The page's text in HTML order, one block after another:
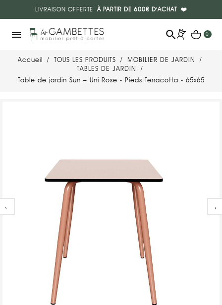
LIVRAISON OFFERTEÀ PARTIR DE 600€ D'ACHAT ❤️
menu search 0
Accueil TOUS LES PRODUITS
MOBILIER DE JARDIN
TABLES DE JARDIN
Table de jardin Sun – Uni Rose - Pieds Terracotta - 65x65
‹ ›